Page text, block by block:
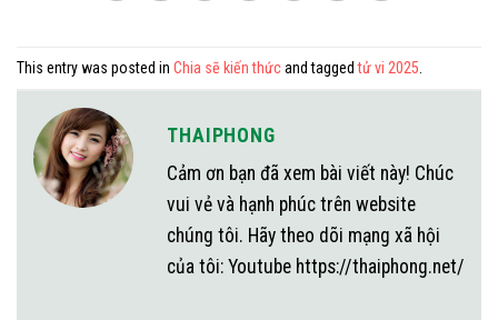
This entry was posted in Chia sẽ kiến thứcand taggedtử vi 2025
THAIPHONG
Cảm ơn bạn đã xem bài viết này! Chúc
vui vẻ và hạnh phúc trên website
chúng tôi. Hãy theo dõi mạng xã hội
của tôi: Youtube https://thaiphong.net/